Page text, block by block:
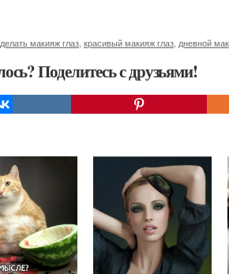
макияж глаз красивый макияж глаз дневной
Поделитесь с друзьями!